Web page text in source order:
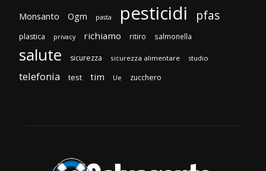
Monsanto Ogm pasta pesticidi pfas
plastica privacy richiamo ritiro salmonella
salute sicurezza sicurezza alimentare studio
telefonia test tim Ue zucchero